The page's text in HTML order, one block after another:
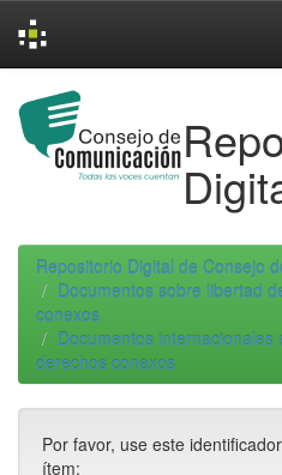
navigation
Repositorio Digital de Consejo
Documentos sobre libertad
conexos
Documentos
derechos conexos
Por favor, use este
ítem: